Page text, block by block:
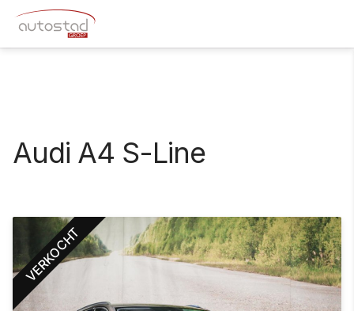
Audi A4 S-Line
VERKOCHT